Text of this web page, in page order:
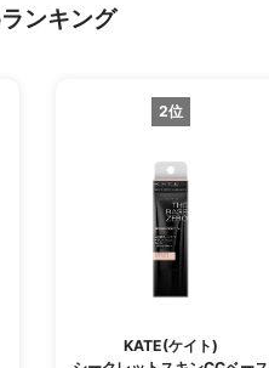
ンキング
2位
KATE(ケイト)